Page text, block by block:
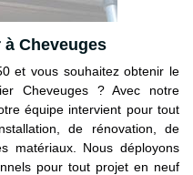
Cheveuges
et vous souhaitez obtenir le
Cheveuges ? Avec notre
équipe intervient pour tout
de rénovation, de
matériaux. Nous déployons
pour tout projet en neuf